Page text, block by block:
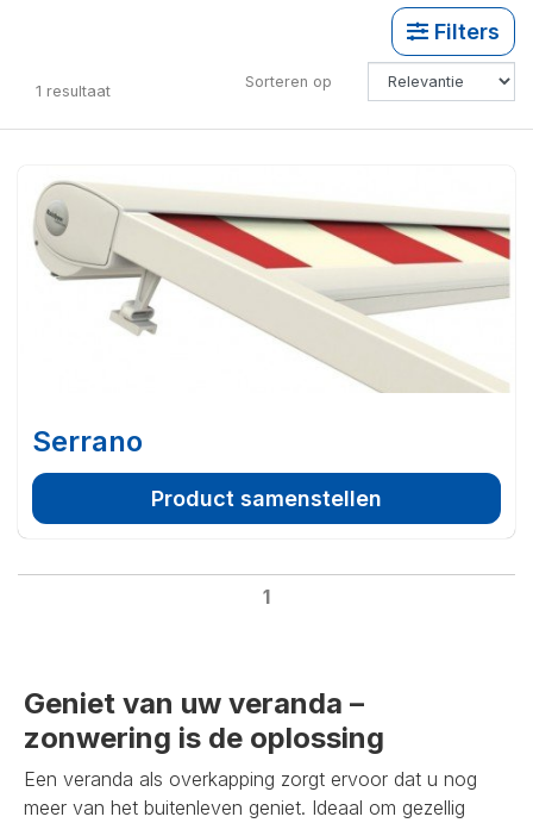
Filters
1 resultaat Sorteren op
Serrano
Product samenstellen
1
Geniet van uw veranda –
zonwering is de oplossing
Een veranda als overkapping zorgt ervoor dat u nog
meer van het buitenleven geniet. Ideaal om gezellig